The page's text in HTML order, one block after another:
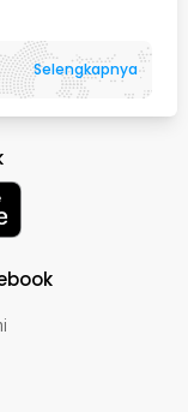
Selengkapnya